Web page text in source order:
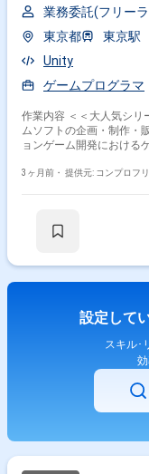
業務委託(フリー
東京都
東京駅
Unity
ゲームプログラマ
作業内容 ＜＜大人気シリ
ムソフトの企画・制作・
ョンゲーム開発におけ
アルタイム通信の最適化
3ヶ月前・ 提供元: コンプロフ
設定して
スキル･